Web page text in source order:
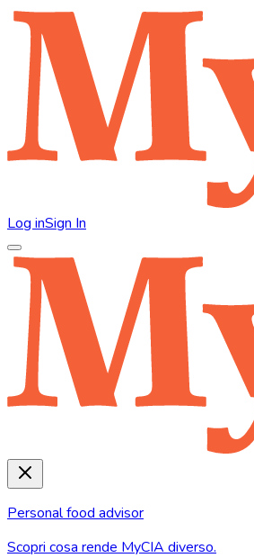
Log inSign In
Personal food advisor
Scopri cosa rende MyCIA diverso.